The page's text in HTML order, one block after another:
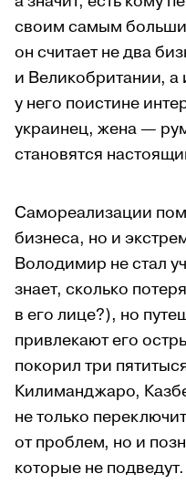
своим самым
он считает не два
и Великобритании,
у него поистине
украинец, жена —
становятся
Самореализации
бизнеса, но и
Володимир не стал
знает, сколько
в его лице?), но
привлекают его
покорил три
Килиманджаро,
не только
от проблем, но и
которые не